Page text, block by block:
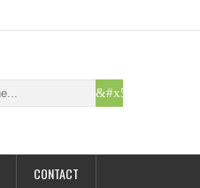
CONTACT